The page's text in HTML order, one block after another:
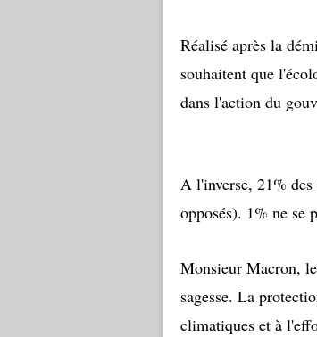
Réalisé après la
souhaitent que
dans l'action du
A l'inverse, 21%
opposés). 1% ne se
Monsieur Macron,
sagesse. La
climatiques et à